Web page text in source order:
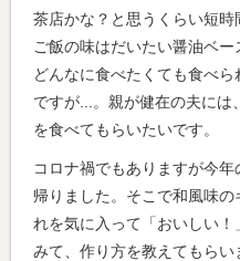
茶店かな？と思うくらい短
ご飯の味はだいたい醤油ベー
どんなに食べたくても食べ
ですが...。親が健在の夫には
を食べてもらいたいです。
コロナ禍でもありますが今
帰りました。そこで和風味
れを気に入って「おいしい
みて、作り方を教えてもら